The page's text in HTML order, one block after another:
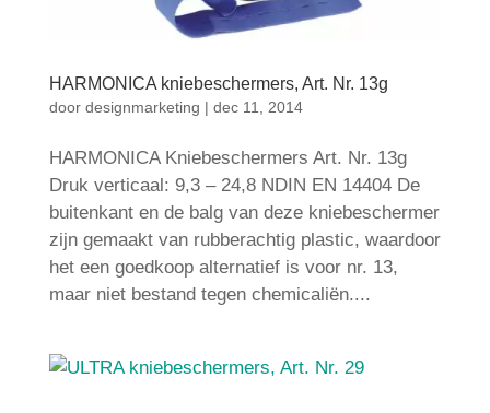
HARMONICA kniebeschermers, Art. Nr. 13g
door designmarketing | dec 11, 2014
HARMONICA Kniebeschermers Art. Nr. 13g
Druk verticaal: 9,3 – 24,8 NDIN EN 14404 De
buitenkant en de balg van deze kniebeschermer
zijn gemaakt van rubberachtig plastic, waardoor
het een goedkoop alternatief is voor nr. 13,
maar niet bestand tegen chemicaliën....